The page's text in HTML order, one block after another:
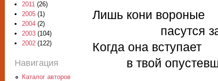
Лишь кони вороные
пасутся за
Когда она вступает
в твой
2011 (26)
2005 (1)
2004 (2)
2003 (104)
2002 (122)
Навигация
Каталог авторов